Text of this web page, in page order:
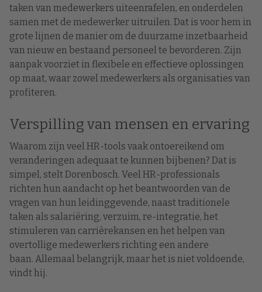
taken van medewerkers uiteenrafelen, en onderdelen
samen met de medewerker uitruilen. Dat is voor hem in
grote lijnen de manier om de duurzame inzetbaarheid
van nieuw en bestaand personeel te bevorderen. Zijn
aanpak voorziet in flexibele en effectieve oplossingen
op maat, waar zowel medewerkers als organisaties van
profiteren.
Verspilling van mensen en ervaring
Waarom zijn veel HR-tools vaak ontoereikend om
veranderingen adequaat te kunnen bijbenen? Dat is
simpel, stelt Dorenbosch. Veel HR-professionals
richten hun aandacht op het beantwoorden van de
vragen van hun leidinggevende, naast traditionele
taken als salariëring, verzuim, re-integratie, het
stimuleren van carrièrekansen en het helpen van
overtollige medewerkers richting een andere
baan. Allemaal belangrijk, maar het is niet voldoende,
vindt hij.